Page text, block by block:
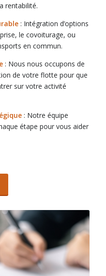
rentabilité.
: Intégration d’options
le covoiturage, ou
en commun.
: Nous nous occupons de
de votre flotte pour que
sur votre activité
: Notre équipe
étape pour vous aider